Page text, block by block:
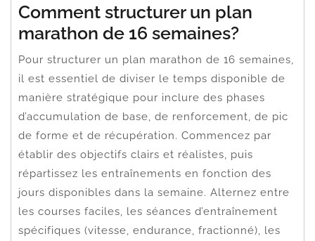
Comment structurer un plan
marathon de 16 semaines?
Pour structurer un plan marathon de 16 semaines,
il est essentiel de diviser le temps disponible de
manière stratégique pour inclure des phases
d’accumulation de base, de renforcement, de pic
de forme et de récupération. Commencez par
établir des objectifs clairs et réalistes, puis
répartissez les entraînements en fonction des
jours disponibles dans la semaine. Alternez entre
les courses faciles, les séances d’entraînement
spécifiques (vitesse, endurance, fractionné), les